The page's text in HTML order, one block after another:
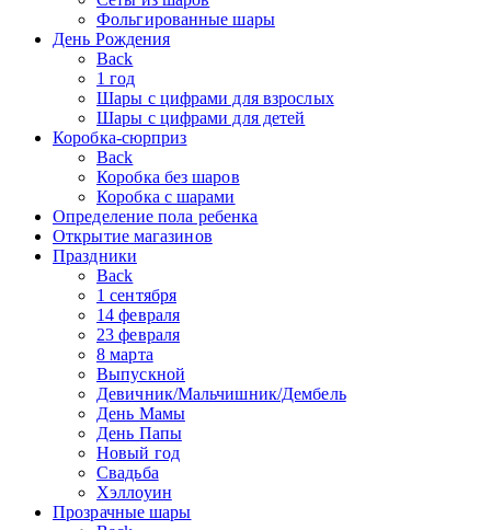
Фольгированные шары
День Рождения
Back
1 год
Шары с цифрами для взрослых
Шары с цифрами для детей
Коробка-сюрприз
Back
Коробка без шаров
Коробка с шарами
Определение пола ребенка
Открытие магазинов
Праздники
Back
1 сентября
14 февраля
23 февраля
8 марта
Выпускной
Девичник/Мальчишник/Дембель
День Мамы
День Папы
Новый год
Свадьба
Хэллоуин
Прозрачные шары